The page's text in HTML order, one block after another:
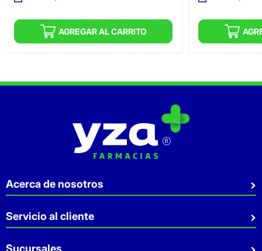
AGREGAR AL CARRITO
Acerca de nosotros
Quiénes somos
Sostenibilidad
Servicio al cliente
Preguntas Frecuentes
Sucursales